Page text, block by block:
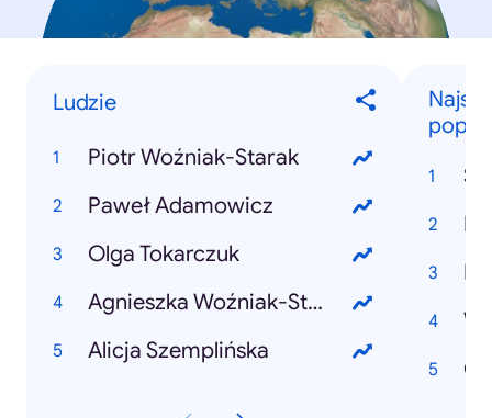
Ludzie
Piotr Woźniak-Starak
Paweł Adamowicz
Olga Tokarczuk
Agnieszka Woźniak-Starak
Alicja Szemplińska